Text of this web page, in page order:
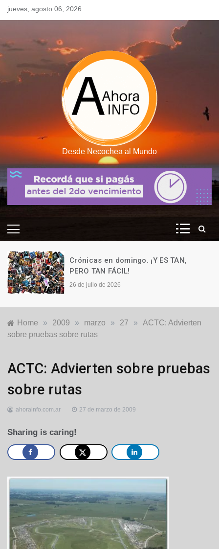
Skipjueves, agosto 06, 2026
Desde Necochea al Mundo
Crónicas en domingo. ¡Y ES TAN,
PERO TAN FÁCIL!
26 de julio de 2026
Home » 2009 » marzo » 27 »
ACTC: Advierten
sobre pruebas sobre rutas
Locales
ACTC: Advierten sobre pruebas
sobre rutas
ahorainfo.com.ar 27 de marzo de 2009
Sharing is caring!